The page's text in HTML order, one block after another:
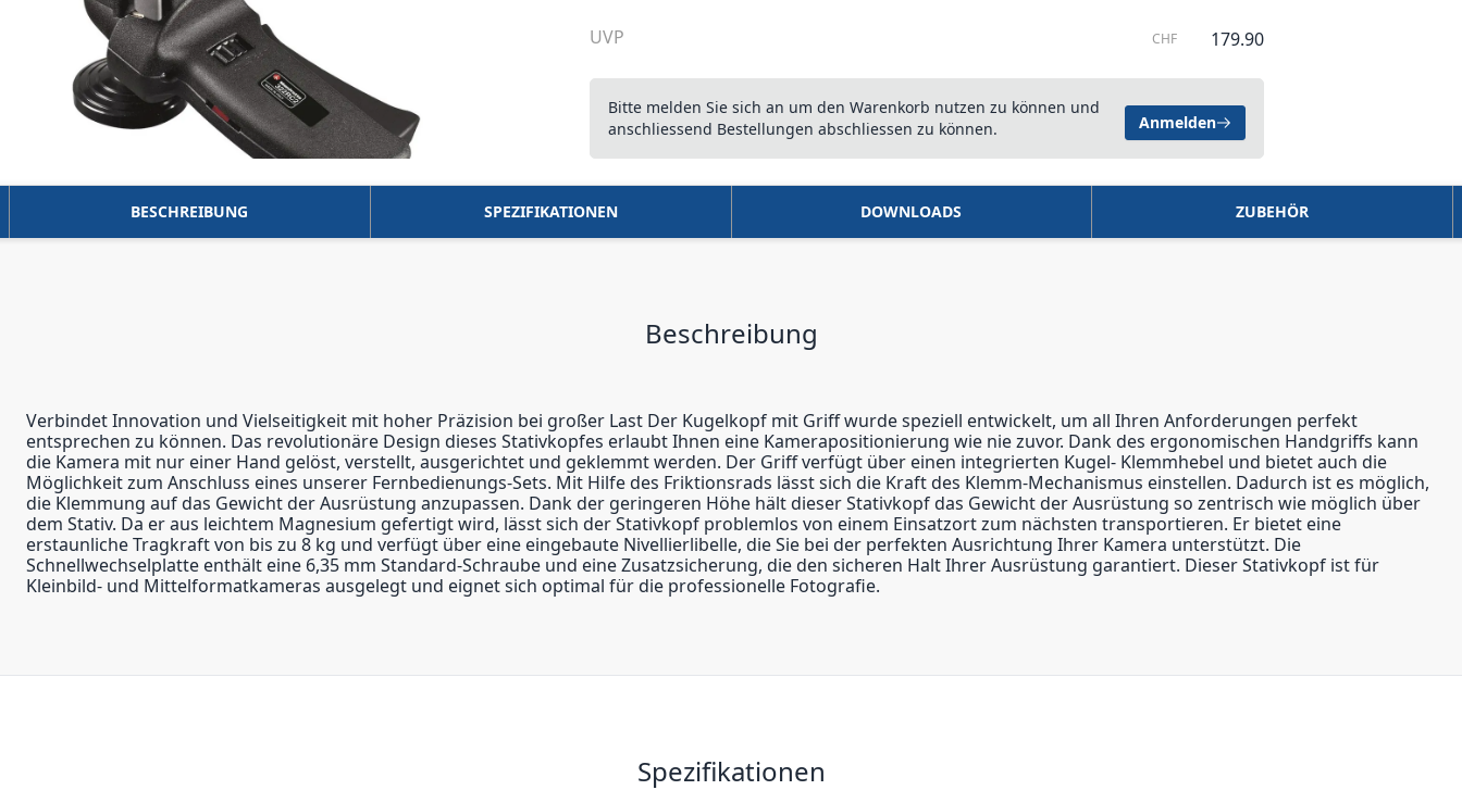
UVP CHF 179.90
Bitte melden Sie sich an um den Warenkorb nutzen zu können und
anschliessend Bestellungen abschliessen zu können.
Anmelden
BESCHREIBUNG SPEZIFIKATIONEN DOWNLOADS ZUBEHÖR
Beschreibung
Verbindet Innovation und Vielseitigkeit mit hoher Präzision bei großer Last Der Kugelkopf mit Griff wurde speziell entwickelt, um all Ihren Anforderungen perfekt
entsprechen zu können. Das revolutionäre Design dieses Stativkopfes erlaubt Ihnen eine Kamerapositionierung wie nie zuvor. Dank des ergonomischen Handgriffs kann
die Kamera mit nur einer Hand gelöst, verstellt, ausgerichtet und geklemmt werden. Der Griff verfügt über einen integrierten Kugel- Klemmhebel und bietet auch die
Möglichkeit zum Anschluss eines unserer Fernbedienungs-Sets. Mit Hilfe des Friktionsrads lässt sich die Kraft des Klemm-Mechanismus einstellen. Dadurch ist es möglich,
die Klemmung auf das Gewicht der Ausrüstung anzupassen. Dank der geringeren Höhe hält dieser Stativkopf das Gewicht der Ausrüstung so zentrisch wie möglich über
dem Stativ. Da er aus leichtem Magnesium gefertigt wird, lässt sich der Stativkopf problemlos von einem Einsatzort zum nächsten transportieren. Er bietet eine
erstaunliche Tragkraft von bis zu 8 kg und verfügt über eine eingebaute Nivellierlibelle, die Sie bei der perfekten Ausrichtung Ihrer Kamera unterstützt. Die
Schnellwechselplatte enthält eine 6,35 mm Standard-Schraube und eine Zusatzsicherung, die den sicheren Halt Ihrer Ausrüstung garantiert. Dieser Stativkopf ist für
Kleinbild- und Mittelformatkameras ausgelegt und eignet sich optimal für die professionelle Fotografie.
Spezifikationen